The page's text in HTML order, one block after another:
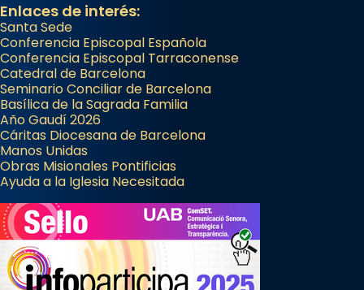
Enlaces de interés:
Santa Sede
Conferencia Episcopal Española
Conferencia Episcopal Tarraconense
Catedral de Barcelona
Seminario Conciliar de Barcelona
Basílica de la Sagrada Familia
Año Gaudí 2026
Cáritas Diocesana de Barcelona
Manos Unidas
Obras Misionales Pontificias
Ayuda a la Iglesia Necesitada